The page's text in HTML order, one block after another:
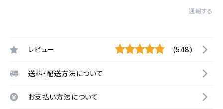
通報する
レビュー (548)
送料・配送方法について
お支払い方法について